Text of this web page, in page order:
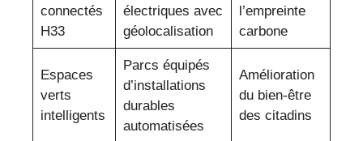
connectés
H33
électriques avec
géolocalisation
l’empreinte
carbone
Espaces
verts
intelligents
Parcs équipés
d’installations
durables
automatisées
Amélioration
du bien-être
des citadins